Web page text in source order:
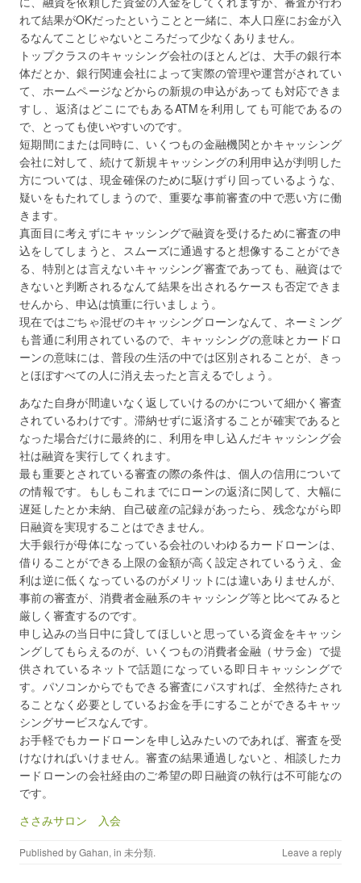
れて結果がOKだったということと一緒に、本人口座にお金が入
るなんてことじゃないところだって少なくありません。
トップクラスのキャッシング会社のほとんどは、大手の銀行本
体だとか、銀行関連会社によって実際の管理や運営がされてい
て、ホームページなどからの新規の申込があっても対応できま
すし、返済はどこにでもあるATMを利用しても可能であるの
で、とっても使いやすいのです。
短期間にまたは同時に、いくつもの金融機関とかキャッシング
会社に対して、続けて新規キャッシングの利用申込が判明した
方については、現金確保のために駆けずり回っているような、
疑いをもたれてしまうので、重要な事前審査の中で悪い方に働
きます。
真面目に考えずにキャッシングで融資を受けるために審査の申
込をしてしまうと、スムーズに通過すると想像することができ
る、特別とは言えないキャッシング審査であっても、融資はで
きないと判断されるなんて結果を出されるケースも否定できま
せんから、申込は慎重に行いましょう。
現在ではごちゃ混ぜのキャッシングローンなんて、ネーミング
も普通に利用されているので、キャッシングの意味とカードロ
ーンの意味には、普段の生活の中では区別されることが、きっ
とほぼすべての人に消え去ったと言えるでしょう。
あなた自身が間違いなく返していけるのかについて細かく審査
されているわけです。滞納せずに返済することが確実であると
なった場合だけに最終的に、利用を申し込んだキャッシング会
社は融資を実行してくれます。
最も重要とされている審査の際の条件は、個人の信用について
の情報です。もしもこれまでにローンの返済に関して、大幅に
遅延したとか未納、自己破産の記録があったら、残念ながら即
日融資を実現することはできません。
大手銀行が母体になっている会社のいわゆるカードローンは、
借りることができる上限の金額が高く設定されているうえ、金
利は逆に低くなっているのがメリットには違いありませんが、
事前の審査が、消費者金融系のキャッシング等と比べてみると
厳しく審査するのです。
申し込みの当日中に貸してほしいと思っている資金をキャッシ
ングしてもらえるのが、いくつもの消費者金融（サラ金）で提
供されているネットで話題になっている即日キャッシングで
す。パソコンからでもできる審査にパスすれば、全然待たされ
ることなく必要としているお金を手にすることができるキャッ
シングサービスなんです。
お手軽でもカードローンを申し込みたいのであれば、審査を受
けなければいけません。審査の結果通過しないと、相談したカ
ードローンの会社経由のご希望の即日融資の執行は不可能なの
です。
ささみサロン 入会
Published byGahan, in 未分類. Leave a reply